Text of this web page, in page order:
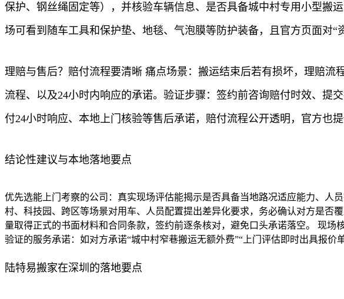
保护、钢丝绳固定等），并核验车辆信息、是否具备城中村专用小型搬
场可看到随车工具和保护垫、地毯、气泡膜等防护装备，且官方页面对“
理赔与售后？赔付流程要清晰 痛点场景：搬运结束后若有损坏，理赔
流程、以及24小时内响应的承诺。验证步骤：签约前咨询赔付时效、提
付24小时响应、本地上门核验等售后承诺，赔付流程公开透明，官方也
结论性建议与本地落地要点
优先选能上门考察的公司：真实现场评估能揭示是否具备当地路况适应能力、人
村、科技园、跨区等场景对用车、人员配置提出差异化要求，务必确认对方是否
量取得正式的书面材料和合同条款，签约前逐条核对，避免口头承诺落空。 现
验证的服务承诺：如对方承诺“城中村窄巷搬运无额外费”“上门评估即时出具报
陆特易搬家在深圳的落地要点